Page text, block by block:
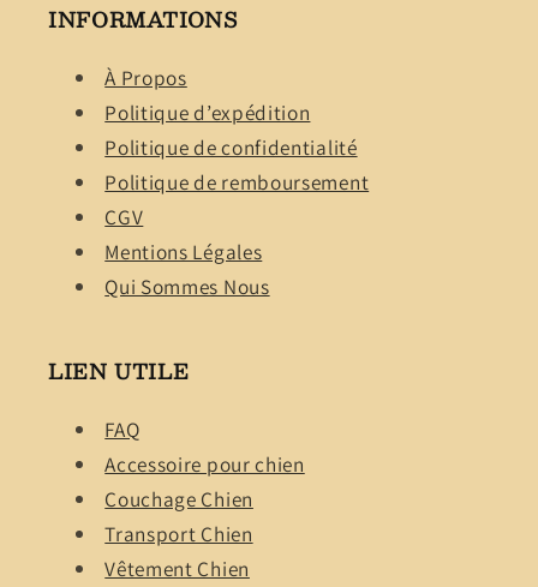
INFORMATIONS
À Propos
Politique d’expédition
Politique de confidentialité
Politique de remboursement
CGV
Mentions Légales
Qui Sommes Nous
LIEN UTILE
FAQ
Accessoire pour chien
Couchage Chien
Transport Chien
Vêtement Chien